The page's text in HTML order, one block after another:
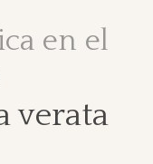
en el
verata